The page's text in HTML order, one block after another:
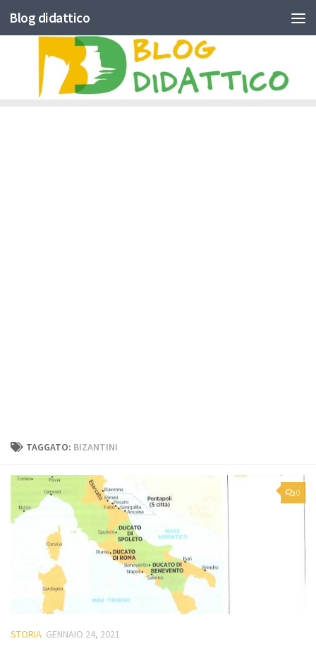
Skip to content
Blog didattico
TAGGATO: BIZANTINI
0
STORIA GENNAIO 24, 2021